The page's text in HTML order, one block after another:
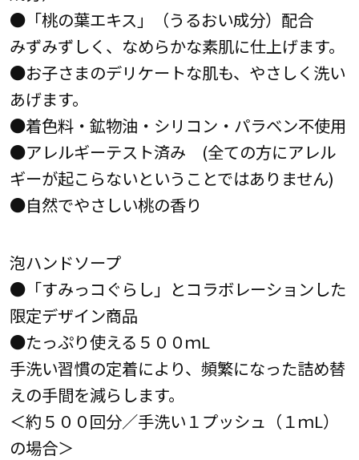
●「桃の葉エキス」（うるおい成分）配合
みずみずしく、なめらかな素肌に仕上げます。
●お子さまのデリケートな肌も、やさしく洗い
あげます。
●着色料・鉱物油・シリコン・パラベン不使用
●アレルギーテスト済み (全ての方にアレル
ギーが起こらないということではありません)
●自然でやさしい桃の香り
泡ハンドソープ
●「すみっコぐらし」とコラボレーションした
限定デザイン商品
●たっぷり使える５００ｍL
手洗い習慣の定着により、頻繁になった詰め替
えの手間を減らします。
＜約５００回分／手洗い１プッシュ（１ｍL）
の場合＞